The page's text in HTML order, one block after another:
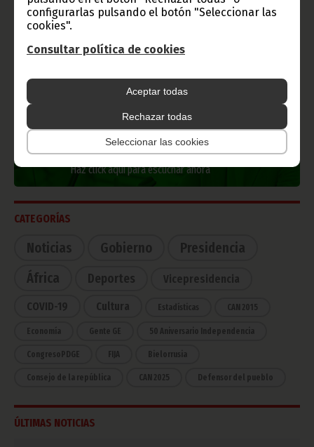
configurarlas pulsando el botón "Seleccionar las
cookies".
Consultar política de cookies
Aceptar todas
Rechazar todas
Seleccionar las cookies
Radio Nacional de Guinea
Ecuatorial
Haz click aquí para escuchar ahora
CATEGORÍAS
Noticias Gobierno
Presidencia
África
Deportes Vicepresidencia
COVID-19 Cultura Estadísticas CAN 2015
Economía Gente GE 50 Aniversario Independencia
CongresoPDGE FIJA Bielorrusia
Consejo de la república CAN 2025 Defensor del pueblo
ÚLTIMAS NOTICIAS